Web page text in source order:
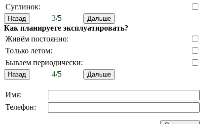
Суглинок:
3/5
Как планируете эксплуатировать?
Живём постоянно:
Только летом:
Бываем периодически:
4/5
Имя:
Телефон: